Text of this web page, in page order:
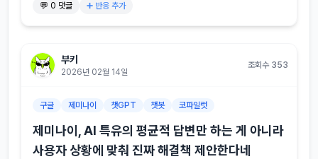
💬 0 댓글 ➕ 반응 추가
부키
2026년 02월 14일
조회수 353
구글 제미나이 챗GPT 챗봇 코파일럿
제미나이, AI 특유의 평균적 답변만 하는 게 아니라
사용자 상황에 맞춰 진짜 해결책 제안한다네